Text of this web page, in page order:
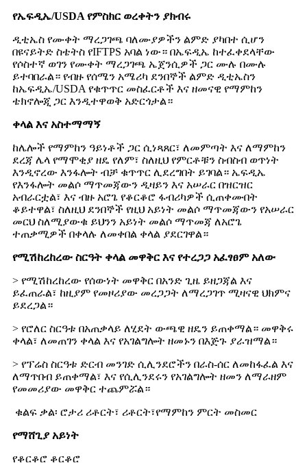
የኤፍዲኤ/USDA የምስክር ወረቀትን ያክብሩ
ዲቲኤስ የሙቀት ማረጋገጫ ባለሙያዎችን ልምድ ያካበተ ሲሆን
በዩናይትድ ስቴትስ የIFTPS አባል ነው። በኤፍዲኤ ከተፈቀደላቸው
የሶስተኛ ወገን የሙቀት ማረጋገጫ ኤጀንሲዎች ጋር ሙሉ በሙሉ
ይተባበራል። የብዙ የሰሜን አሜሪካ ደንበኞች ልምድ ዲቲኤስን
ከኤፍዲኤ/USDA የቁጥጥር መስፈርቶች እና ዘመናዊ የማምከን
ቴክኖሎጂ ጋር እንዲተዋወቅ አድርጎታል።
ቀላል እና አስተማማኝ
ከሌሎች የማምከን ዓይነቶች ጋር ሲነጻጸር፣ ለመምጣት እና ለማምከን
ደረጃ ሌላ የማሞቂያ ዘዴ የለም፣ ስለዚህ የምርቶቹን ስብስብ ወጥነት
እንዲኖረው እንፋሎት ብቻ ቁጥጥር ሊደረግበት ይገባል። ኤፍዲኤ
የእንፋሎት መልሶ ማጥመጃውን ዲዛይን እና አሠራር በዝርዝር
አብራርቷል፣ እና ብዙ አሮጌ የቆርቆሮ ፋብሪካዎች ሲጠቀሙበት
ቆይተዋል፣ ስለዚህ ደንበኞች የዚህ አይነት መልሶ ማጥመጃውን የአሠራር
መርህ ስለሚያውቁ ይህንን አይነት መልሶ ማጥመጃ ለአሮጌ
ተጠቃሚዎች በቀላሉ ለመቀበል ቀላል ያደርገዋል።
የሚሽከረከረው ስርዓት ቀላል መዋቅር እና የተረጋጋ አፈፃፀም አለው
> የሚሽከረከረው የሰውነት መዋቅር በአንድ ጊዜ ይዘጋጃል እና
ይፈጠራል፣ ከዚያም የመዞሪያው መረጋጋት ለማረጋገጥ ሚዛናዊ ህክምና
ይደረጋል።
> የሮለር ስርዓቱ በአጠቃላይ ለሂደት ውጫዊ ዘዴን ይጠቀማል። መዋቅሩ
ቀላል፣ ለመጠገን ቀላል እና የአገልግሎት ዘመኑን በእጅጉ ያራዝማል።
> የፕሬስ ስርዓቱ ድርብ መንገድ ሲሊንደሮችን በራስ-ሰር ለመከፋፈል እና
ለማጥበብ ይጠቀማል፣ እና የሲሊንደሩን የአገልግሎት ዘመን ለማራዘም
የመመሪያው መዋቅር ተጨምሯል።
ቁልፍ ቃል፡ ሮታሪ ሪቶርት፣ ሪቶርት፣የማምከን ምርት መስመር
የማሸጊያ አይነት
የቆርቆሮ ቆርቆሮ